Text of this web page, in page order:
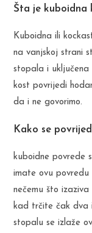
Šta je kuboidna
Kuboidna ili
na vanjskoj strani
stopala i
kost povrijedi
da i ne govorimo.
Kako se
kuboidne povrede
imate ovu
nečemu što
kad trčite čak dva
stopalu se izlaže